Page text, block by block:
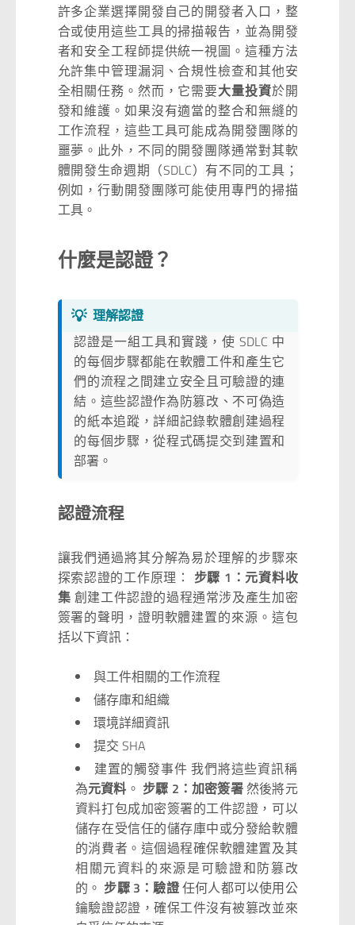
許多企業選擇開發自己的開發者入口，整
合或使用這些工具的掃描報告，並為開發
者和安全工程師提供統一視圖。這種方法
允許集中管理漏洞、合規性檢查和其他安
全相關任務。然而，它需要大量投資於開
發和維護。如果沒有適當的整合和無縫的
工作流程，這些工具可能成為開發團隊的
噩夢。此外，不同的開發團隊通常對其軟
體開發生命週期（SDLC）有不同的工具；
例如，行動開發團隊可能使用專門的掃描
工具。
什麼是認證？
💡 理解認證
認證是一組工具和實踐，使 SDLC 中
的每個步驟都能在軟體工件和產生它
們的流程之間建立安全且可驗證的連
結。這些認證作為防篡改、不可偽造
的紙本追蹤，詳細記錄軟體創建過程
的每個步驟，從程式碼提交到建置和
部署。
認證流程
讓我們通過將其分解為易於理解的步驟來
探索認證的工作原理： 步驟 1：元資料收
集 創建工件認證的過程通常涉及產生加密
簽署的聲明，證明軟體建置的來源。這包
括以下資訊：
與工件相關的工作流程
儲存庫和組織
環境詳細資訊
提交 SHA
建置的觸發事件 我們將這些資訊稱
為元資料 。 步驟 2：加密簽署然後將元
資料打包成加密簽署的工件認證，可以
儲存在受信任的儲存庫中或分發給軟體
的消費者。這個過程確保軟體建置及其
相關元資料的來源是可驗證和防篡改
的。 步驟 3：驗證任何人都可以使用公
鑰驗證認證，確保工件沒有被篡改並來